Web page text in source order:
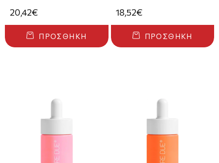
20,42€
ΠΡΟΣΘΉΚΗ
18,52€
ΠΡΟΣΘΉΚΗ